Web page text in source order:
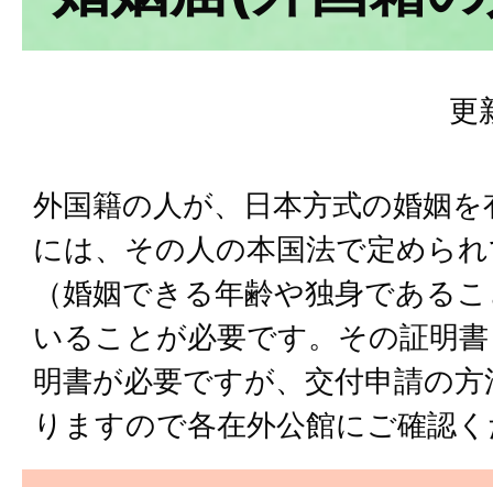
更
外国籍の人が、日本方式の婚姻
には、その人の本国法で定めら
（婚姻できる年齢や独身である
いることが必要です。その証明
明書が必要ですが、交付申請の
りますので各在外公館にご確認